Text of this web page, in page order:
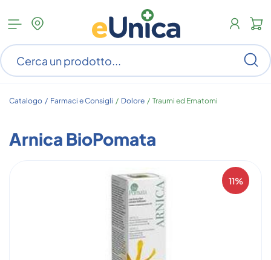
Apri
menu
categorie
Catalogo / Farmaci e Consigli / Dolore / Traumi ed Ematomi
Arnica BioPomata
11%